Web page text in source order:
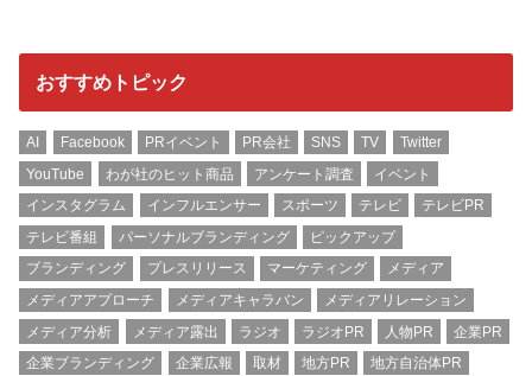
おすすめトピック
AI Facebook PRイベント PR会社 SNS TV
Twitter
YouTube
わが社のヒット商品 アンケート調査
イベント
インスタグラム
インフルエンサー スポーツ テレビ
テレビPR
テレビ番組
パーソナルブランディング
ピックアップ
ブランディング
プレスリリース マーケティング
メディア
メディアアプローチ
メディアキャラバン
メディアリレーション
メディア分析
メディア露出 ラジオ ラジオPR 人物PR
企業PR
企業ブランディング
企業広報 取材 地方PR
地方自治体PR